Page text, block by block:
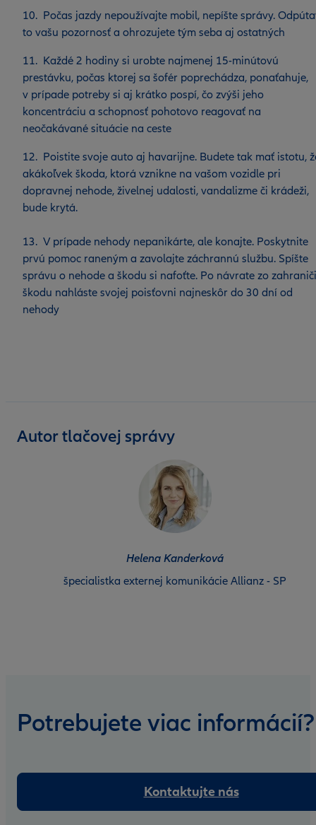
10. Počas jazdy nepoužívajte mobil, nepíšte správy.
to vašu pozornosť a ohrozujete tým seba aj ostatných
11. Každé 2 hodiny si urobte najmenej 15-minútovú
prestávku, počas ktorej sa šofér poprechádza, ponaťahuje,
v prípade potreby si aj krátko pospí, čo zvýši jeho
koncentráciu a schopnosť pohotovo reagovať na
neočakávané situácie na ceste
12. Poistite svoje auto aj havarijne. Budete tak mať istotu,
akákoľvek škoda, ktorá vznikne na vašom vozidle pri
dopravnej nehode, živelnej udalosti, vandalizme či krádeži,
bude krytá.
13. V prípade nehody nepanikárte, ale konajte. Poskytnite
prvú pomoc raneným a zavolajte záchrannú službu. Spíšte
správu o nehode a škodu si nafoťte. Po návrate zo
škodu nahláste svojej poisťovni najneskôr do 30 dní od
nehody
Autor tlačovej správy
Helena Kanderková
špecialistka externej komunikácie Allianz - SP
Potrebujete viac informácií?
Kontaktujte nás